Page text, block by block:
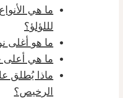
ما هي
لللؤلؤ؟
ما هو أغلى
ما هي أعلى
ماذا يُطلق
الرخيص؟